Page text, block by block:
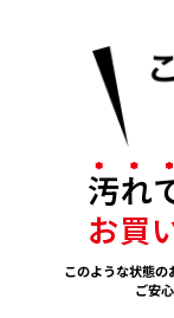
汚れ
お買
このような状態の
ご安